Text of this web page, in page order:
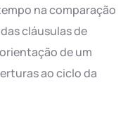
na comparação
cláusulas de
de um
ao ciclo da